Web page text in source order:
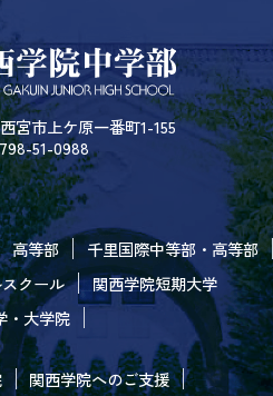
宮市上ケ原一番町1-155
51-0988
高等部
千里国際中等部・高等部
クール
関西学院短期大学
・大学院
関西学院へのご支援